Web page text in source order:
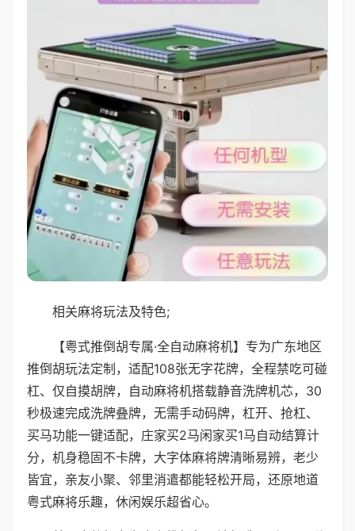
相关麻将玩法及特色;
【粤式推倒胡专属·全自动麻将机】专为广东地区
推倒胡玩法定制，适配108张无字花牌，全程禁吃可碰
杠、仅自摸胡牌，自动麻将机搭载静音洗牌机芯，30
秒极速完成洗牌叠牌，无需手动码牌，杠开、抢杠、
买马功能一键适配，庄家买2马闲家买1马自动结算计
分，机身稳固不卡牌，大字体麻将牌清晰易辨，老少
皆宜，亲友小聚、邻里消遣都能轻松开局，还原地道
粤式麻将乐趣，休闲娱乐超省心。